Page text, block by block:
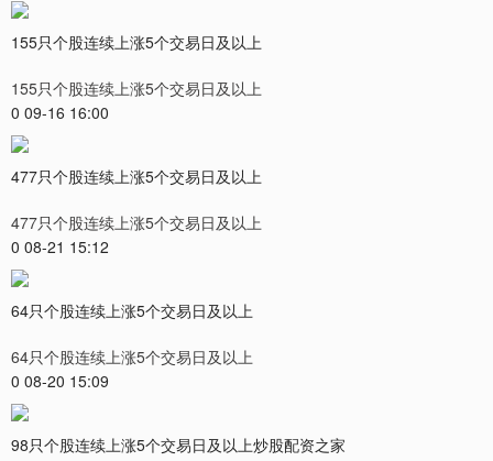
155只个股连续上涨5个交易日及以上
155只个股连续上涨5个交易日及以上
0 09-16 16:00
477只个股连续上涨5个交易日及以上
477只个股连续上涨5个交易日及以上
0 08-21 15:12
64只个股连续上涨5个交易日及以上
64只个股连续上涨5个交易日及以上
0 08-20 15:09
98只个股连续上涨5个交易日及以上炒股配资之家